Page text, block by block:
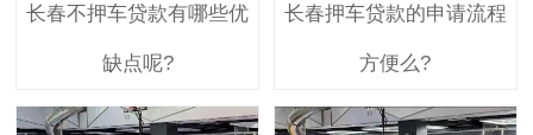
长春不押车贷款有哪些优
缺点呢?
长春押车贷款的申请流程
方便么?